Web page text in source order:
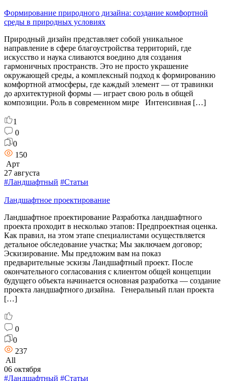
Формирование природного дизайна: создание комфортной
среды в природных условиях
Природный дизайн представляет собой уникальное
направление в сфере благоустройства территорий, где
искусство и наука сливаются воедино для создания
гармоничных пространств. Это не просто украшение
окружающей среды, а комплексный подход к формированию
комфортной атмосферы, где каждый элемент — от травинки
до архитектурной формы — играет свою роль в общей
композиции. Роль в современном мире Интенсивная […]
1
0
0
150
Арт
27 августа
#Ландшафтный #Статьи
Ландшафтное проектирование
Ландшафтное проектирование Разработка ландшафтного
проекта проходит в несколько этапов: Предпроектная оценка.
Как правил, на этом этапе специалистами осуществляется
детальное обследование участка; Мы заключаем договор;
Эскизирование. Мы предложим вам на показ
предварительные эскизы Ландшафтный проект. После
окончательного согласования с клиентом общей концепции
будущего объекта начинается основная разработка — создание
проекта ландшафтного дизайна. Генеральный план проекта
[…]
0
0
237
All
06 октября
#Ландшафтный #Статьи